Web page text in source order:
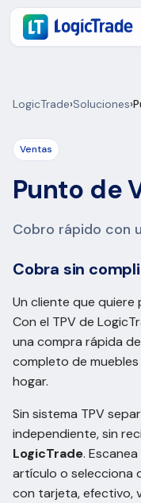
LogicTrade›Soluciones›
Ventas
Punto de
Cobro rápido con
Cobra sin
Un cliente que quiere
Con el TPV de
una compra rápida
completo de
hogar.
Sin sistema TPV
independiente, sin
LogicTrade.
artículo o selecciona
con tarjeta, efectivo,